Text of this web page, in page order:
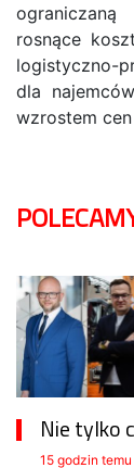
rosnące
logistyczno-
dla
wzrostem
Nie tylko
15 godzin temu